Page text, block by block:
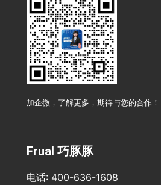
加企微，了解更多，期待与您的合作！
Frual 巧豚豚
电话: 400-636-1608